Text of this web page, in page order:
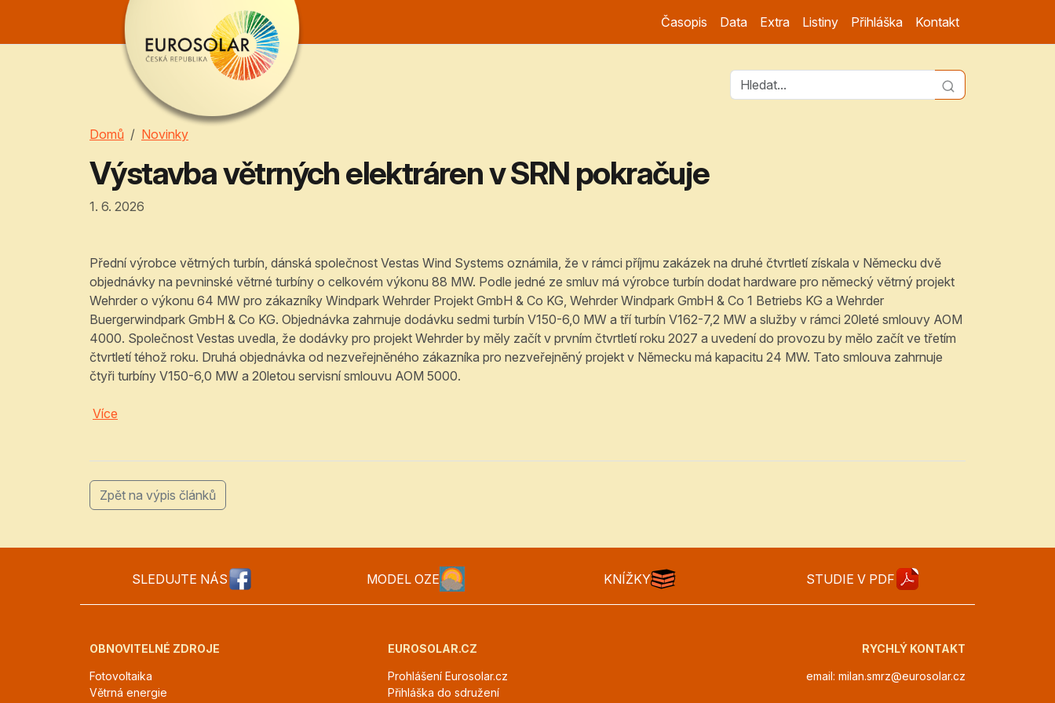
Časopis Data Extra Listiny Přihláška Kontakt
Domů Novinky
Výstavba větrných elektráren v SRN pokračuje
1. 6. 2026
Přední výrobce větrných turbín, dánská společnost Vestas Wind Systems oznámila, že v rámci příjmu zakázek na druhé čtvrtletí získala v Německu dvě
objednávky na pevninské větrné turbíny o celkovém výkonu 88 MW. Podle jedné ze smluv má výrobce turbín dodat hardware pro německý větrný projekt
Wehrder o výkonu 64 MW pro zákazníky Windpark Wehrder Projekt GmbH & Co KG, Wehrder Windpark GmbH & Co 1 Betriebs KG a Wehrder
Buergerwindpark GmbH & Co KG. Objednávka zahrnuje dodávku sedmi turbín V150-6,0 MW a tří turbín V162-7,2 MW a služby v rámci 20leté smlouvy AOM
4000. Společnost Vestas uvedla, že dodávky pro projekt Wehrder by měly začít v prvním čtvrtletí roku 2027 a uvedení do provozu by mělo začít ve třetím
čtvrtletí téhož roku. Druhá objednávka od nezveřejněného zákazníka pro nezveřejněný projekt v Německu má kapacitu 24 MW. Tato smlouva zahrnuje
čtyři turbíny V150-6,0 MW a 20letou servisní smlouvu AOM 5000.
Více
Zpět na výpis článků
SLEDUJTE NÁS MODEL OZE KNÍŽKY STUDIE V PDF
OBNOVITELNÉ ZDROJE
Fotovoltaika
Větrná energie
EUROSOLAR.CZ
Prohlášení Eurosolar.cz
Přihláška do sdružení
RYCHLÝ KONTAKT
email: milan.smrz@eurosolar.cz